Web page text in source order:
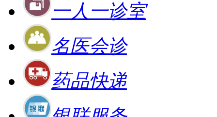
一人一诊室
名医会诊
药品快递